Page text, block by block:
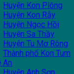
Huyện Kon Plông
Huyện Kon Rẫy
Huyện Ngọc Hồi
Huyện Sa Thầy
Huyện Tu Mơ Rông
Thành phố Kon Tum
An